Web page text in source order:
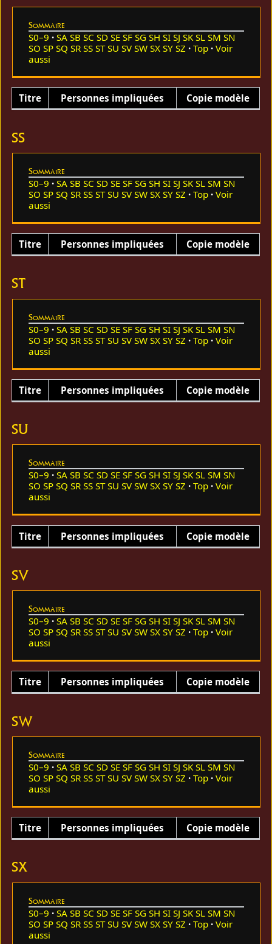
Sommaire
S0–9 SA SB SC SD SE SF SG SH SI SJ SK SL SM SN
SO SP SQ SR SS ST SU SV SW SX SY SZ Top
Voir
aussi
Titre Personnes impliquées Copie modèle
SS
Sommaire
S0–9 SA SB SC SD SE SF SG SH SI SJ SK SL SM SN
SO SP SQ SR SS ST SU SV SW SX SY SZ Top
Voir
aussi
Titre Personnes impliquées Copie modèle
ST
Sommaire
S0–9 SA SB SC SD SE SF SG SH SI SJ SK SL SM SN
SO SP SQ SR SS ST SU SV SW SX SY SZ Top
Voir
aussi
Titre Personnes impliquées Copie modèle
SU
Sommaire
S0–9 SA SB SC SD SE SF SG SH SI SJ SK SL SM SN
SO SP SQ SR SS ST SU SV SW SX SY SZ Top
Voir
aussi
Titre Personnes impliquées Copie modèle
SV
Sommaire
S0–9 SA SB SC SD SE SF SG SH SI SJ SK SL SM SN
SO SP SQ SR SS ST SU SV SW SX SY SZ Top
Voir
aussi
Titre Personnes impliquées Copie modèle
SW
Sommaire
S0–9 SA SB SC SD SE SF SG SH SI SJ SK SL SM SN
SO SP SQ SR SS ST SU SV SW SX SY SZ Top
Voir
aussi
Titre Personnes impliquées Copie modèle
SX
Sommaire
S0–9 SA SB SC SD SE SF SG SH SI SJ SK SL SM SN
SO SP SQ SR SS ST SU SV SW SX SY SZ Top
Voir
aussi